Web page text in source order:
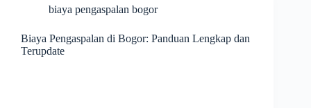
biaya pengaspalan bogor
Biaya Pengaspalan di Bogor: Panduan Lengkap dan
Terupdate